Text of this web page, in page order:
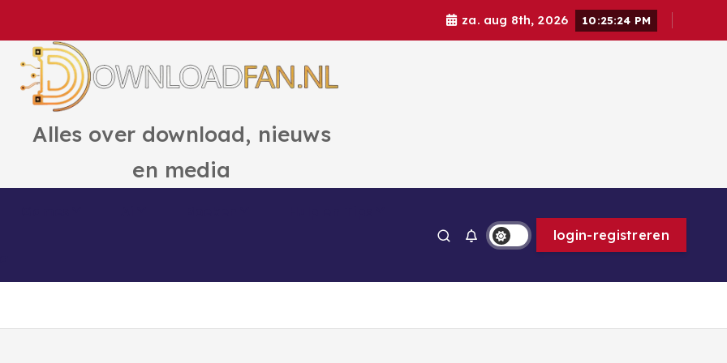
za. aug 8th, 2026 10:25:26 PM
Alles over download, nieuws
en media
login-registreren